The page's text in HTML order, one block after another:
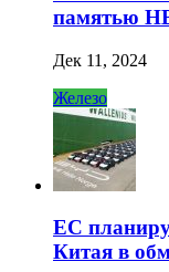
памятью
Дек 11, 2024
Железо
ЕС
Китая в